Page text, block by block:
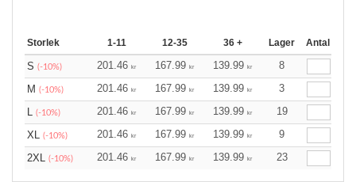
Storlek 1-11 12-35 36 + Lager Antal
S (-10%) 201.46 kr 167.99 kr 139.99 kr
8
M (-10%) 201.46 kr 167.99 kr 139.99 kr
3
L (-10%) 201.46 kr 167.99 kr 139.99 kr
19
XL (-10%) 201.46 kr 167.99 kr 139.99 kr
9
2XL (-10%) 201.46 kr 167.99 kr 139.99 kr 23